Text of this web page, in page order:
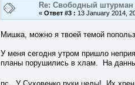
Re: Свободный штурман
« Ответ #3 : 13 January 2014,
Мишка, можно я твоей темой
У меня сегодня утром пришло
планы порушились в хлам. На